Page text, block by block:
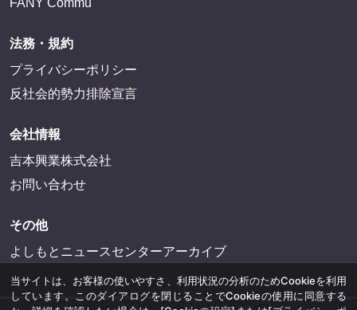
FANY Commu
法務・規約
プライバシーポリシー
反社会的勢力排除宣言
会社情報
吉本興業株式会社
お問い合わせ
その他
よしもとニュースセンターアーカイブ
当サイトは、お客様の使いやすさ、利用状況の分析のためCookieを利用
しています。このダイアログを閉じることでCookieの使用に同意する